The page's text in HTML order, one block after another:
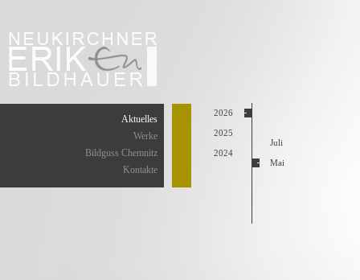
Aktuelles
Werke
Bildguss Chemnitz
Kontakte
2026
2025
2024
Juli
Mai